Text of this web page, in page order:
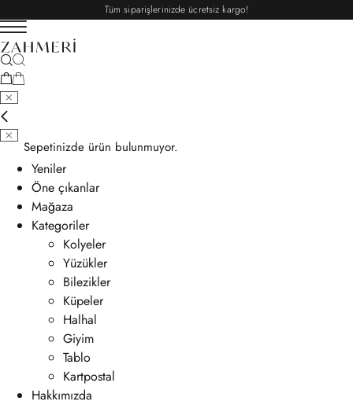
Tüm siparişlerinizde ücretsiz kargo!
Sepetinizde ürün bulunmuyor.
Yeniler
Öne çıkanlar
Mağaza
Kategoriler
Kolyeler
Yüzükler
Bilezikler
Küpeler
Halhal
Giyim
Tablo
Kartpostal
Hakkımızda